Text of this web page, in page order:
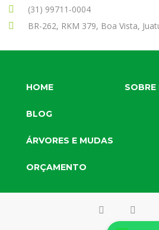
(31) 99711-0004
BR-262, RKM 379, Boa Vista,
HOME SOBRE
BLOG
ÁRVORES E MUDAS
ORÇAMENTO